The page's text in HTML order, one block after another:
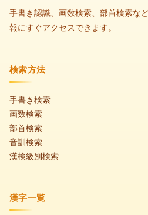
手書き認識、画数検索、部首検索な
報にすぐアクセスできます。
検索方法
手書き検索
画数検索
部首検索
音訓検索
漢検級別検索
漢字一覧